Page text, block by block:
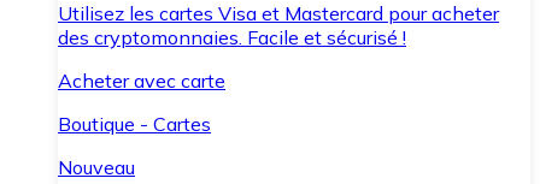
Utilisez les cartes Visa et Mastercard pour acheter
des cryptomonnaies. Facile et sécurisé !
Acheter avec carte
Boutique - Cartes
Nouveau